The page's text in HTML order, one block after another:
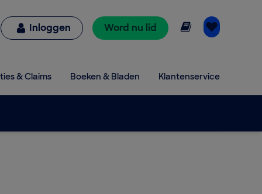
Inloggen Word nu lid Online lezen
& Claims Boeken & Bladen Klantenservice